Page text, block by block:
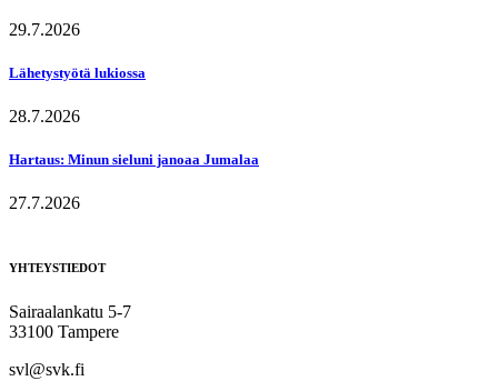
29.7.2026
Lähetystyötä lukiossa
28.7.2026
Hartaus: Minun sieluni janoaa Jumalaa
27.7.2026
YHTEYSTIEDOT
Sairaalankatu 5-7
33100 Tampere
svl@svk.fi